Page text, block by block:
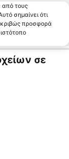
από τους
σημαίνει ότι
προσφορά
σε